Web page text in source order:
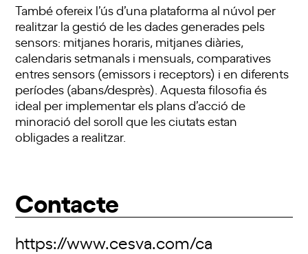
També ofereix l’ús d’una plataforma al núvol per
realitzar la gestió de les dades generades pels
sensors: mitjanes horaris, mitjanes diàries,
calendaris setmanals i mensuals, comparatives
entres sensors (emissors i receptors) i en diferents
períodes (abans/desprès). Aquesta filosofia és
ideal per implementar els plans d’acció de
minoració del soroll que les ciutats estan
obligades a realitzar.
Contacte
https://www.cesva.com/ca